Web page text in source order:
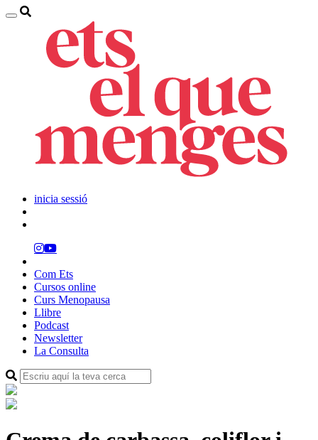
inicia sessió
Com Ets
Cursos online
Curs Menopausa
Llibre
Podcast
Newsletter
La Consulta